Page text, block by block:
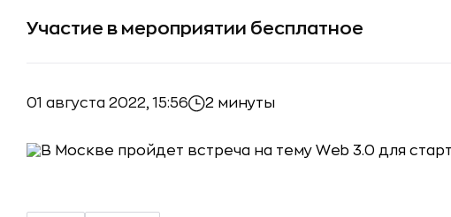
Участие в мероприятии бесплатное
01 августа 2022, 15:56 2 минуты